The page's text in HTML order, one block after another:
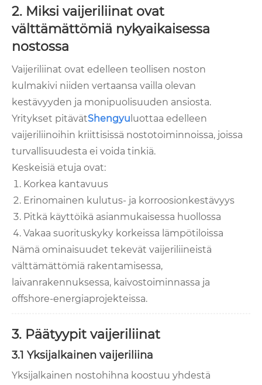
2. Miksi vaijeriliinat ovat
välttämättömiä nykyaikaisessa
nostossa
Vaijeriliinat ovat edelleen teollisen noston
kulmakivi niiden vertaansa vailla olevan
kestävyyden ja monipuolisuuden ansiosta.
Yritykset pitävätShengyu luottaa edelleen
vaijeriliinoihin kriittisissä nostotoiminnoissa, joissa
turvallisuudesta ei voida tinkiä.
Keskeisiä etuja ovat:
Korkea kantavuus
Erinomainen kulutus- ja korroosionkestävyys
Pitkä käyttöikä asianmukaisessa huollossa
Vakaa suorituskyky korkeissa lämpötiloissa
Nämä ominaisuudet tekevät vaijeriliineistä
välttämättömiä rakentamisessa,
laivanrakennuksessa, kaivostoiminnassa ja
offshore-energiaprojekteissa.
3. Päätyypit vaijeriliinat
3.1 Yksijalkainen vaijeriliina
Yksijalkainen nostohihna koostuu yhdestä